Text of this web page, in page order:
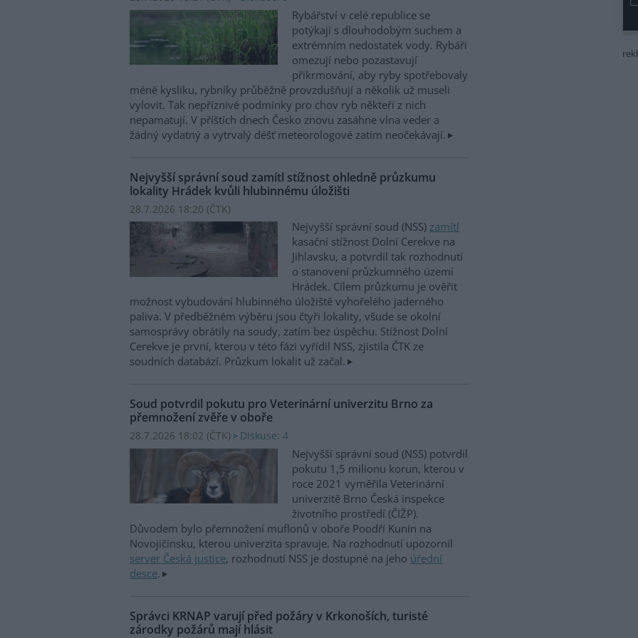
Rybářství v celé republice se
potýkají s dlouhodobým suchem a
extrémním nedostatek vody. Rybáři
omezují nebo pozastavují
přikrmování, aby ryby spotřebovaly
méně kyslíku, rybníky průběžně provzdušňují a několik už museli
vylovit. Tak nepříznivé podmínky pro chov ryb někteří z nich
nepamatují. V příštích dnech Česko znovu zasáhne vlna veder a
žádný vydatný a vytrvalý déšť meteorologové zatím neočekávají.
Nejvyšší správní soud zamítl stížnost ohledně průzkumu
lokality Hrádek kvůli hlubinnému úložišti
28.7.2026 18:20 (ČTK)
Nejvyšší správní soud (NSS) zamítl
kasační stížnost Dolní Cerekve na
Jihlavsku, a potvrdil tak rozhodnutí
o stanovení průzkumného území
Hrádek. Cílem průzkumu je ověřit
možnost vybudování hlubinného úložiště vyhořelého jaderného
paliva. V předběžném výběru jsou čtyři lokality, všude se okolní
samosprávy obrátily na soudy, zatím bez úspěchu. Stížnost Dolní
Cerekve je první, kterou v této fázi vyřídil NSS, zjistila ČTK ze
soudních databází. Průzkum lokalit už začal.
Soud potvrdil pokutu pro Veterinární univerzitu Brno za
přemnožení zvěře v oboře
28.7.2026 18:02 (ČTK) Diskuse: 4
Nejvyšší správní soud (NSS) potvrdil
pokutu 1,5 milionu korun, kterou v
roce 2021 vyměřila Veterinární
univerzitě Brno Česká inspekce
životního prostředí (ČIŽP).
Důvodem bylo přemnožení muflonů v oboře Poodří Kunín na
Novojičínsku, kterou univerzita spravuje. Na rozhodnutí upozornil
server Česká justice, rozhodnutí NSS je dostupné na jeho úřední
desce.
Správci KRNAP varují před požáry v Krkonoších, turisté
zárodky požárů mají hlásit